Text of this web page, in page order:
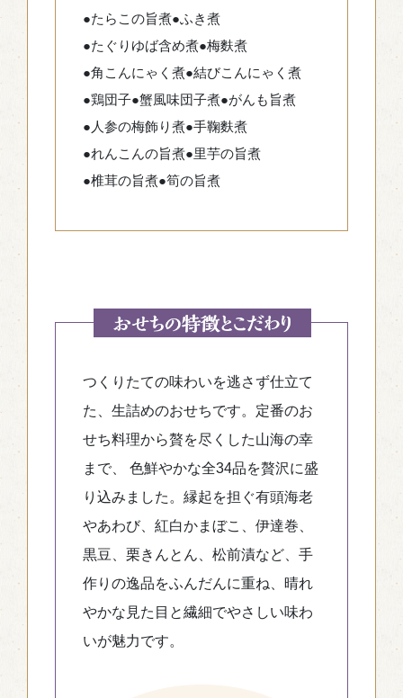
●たらこの旨煮●ふき煮
●たぐりゆば含め煮●梅麩煮
●角こんにゃく煮●結びこんにゃく煮
●鶏団子●蟹風味団子煮●がんも旨煮
●人参の梅飾り煮●手鞠麩煮
●れんこんの旨煮●里芋の旨煮
●椎茸の旨煮●筍の旨煮
つくりたての味わいを逃さず仕立て
た、生詰めのおせちです。定番のお
せち料理から贅を尽くした山海の幸
まで、 色鮮やかな全34品を贅沢に盛
り込みました。縁起を担ぐ有頭海老
やあわび、紅白かまぼこ、伊達巻、
黒豆、栗きんとん、松前漬など、手
作りの逸品をふんだんに重ね、晴れ
やかな見た目と繊細でやさしい味わ
いが魅力です。